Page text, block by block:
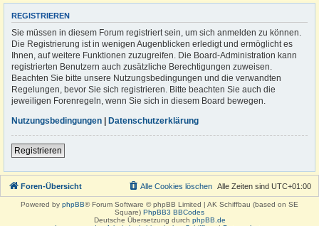
REGISTRIEREN
Sie müssen in diesem Forum registriert sein, um sich anmelden zu können.
Die Registrierung ist in wenigen Augenblicken erledigt und ermöglicht es
Ihnen, auf weitere Funktionen zuzugreifen. Die Board-Administration kann
registrierten Benutzern auch zusätzliche Berechtigungen zuweisen.
Beachten Sie bitte unsere Nutzungsbedingungen und die verwandten
Regelungen, bevor Sie sich registrieren. Bitte beachten Sie auch die
jeweiligen Forenregeln, wenn Sie sich in diesem Board bewegen.
Nutzungsbedingungen | Datenschutzerklärung
Registrieren
Foren-Übersicht Alle Zeiten sind UTC+01:00
Alle Cookies löschen
Powered by phpBB® Forum Software © phpBB Limited | AK Schiffbau (based on SE
Square) PhpBB3 BBCodes
Deutsche Übersetzung durch phpBB.de